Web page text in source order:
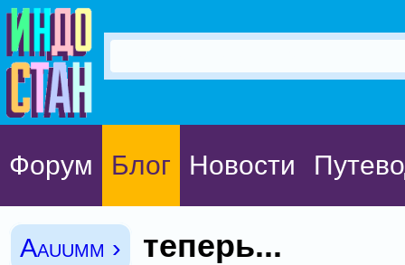
Форум Блог Новости
Aauumm › теперь...